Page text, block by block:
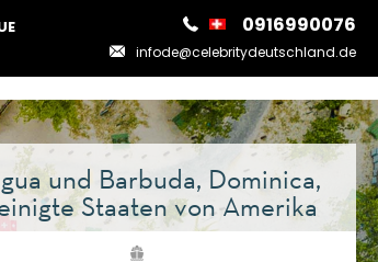
0916990076
infode@celebritydeutschland.de
und Barbuda, Dominica,
Staaten von Amerika